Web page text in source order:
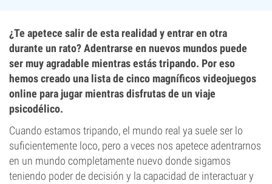
¿Te apetece salir de esta realidad y entrar en otra
durante un rato? Adentrarse en nuevos mundos puede
ser muy agradable mientras estás tripando. Por eso
hemos creado una lista de cinco magníficos videojuegos
online para jugar mientras disfrutas de un viaje
psicodélico.
Cuando estamos tripando, el mundo real ya suele ser lo
suficientemente loco, pero a veces nos apetece adentrarnos
en un mundo completamente nuevo donde sigamos
teniendo poder de decisión y la capacidad de interactuar y